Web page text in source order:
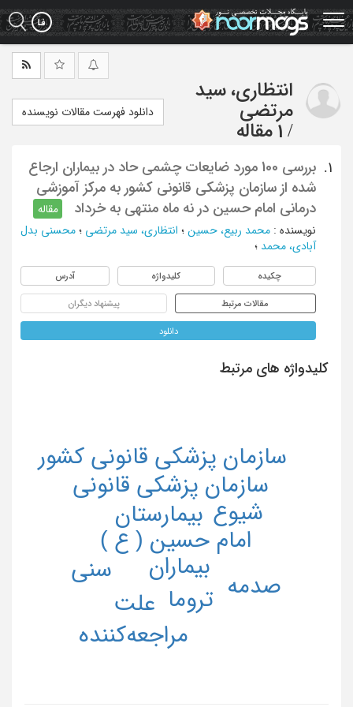
Skip
to
main
انتظاری، سید
مرتضی
/ 1 مقاله
دانلود فهرست مقالات نویسنده
1.
بررسی 100 مورد ضایعات چشمی حاد در بیماران ارجاع
شده از سازمان پزشکی قانونی کشور به مرکز آموزشی
درمانی امام حسین در نه ماه منتهی به خرداد
مقاله
نویسنده : محمد ربیع، حسین ؛ انتظاری، سید مرتضی ؛ محسنی بدل
آبادی، محمد ؛
چکیده کلیدواژه آدرس
مقالات مرتبط پیشنهاد دیگران
دانلود
کلیدواژه های مرتبط
امام حسین ( ع )
بیماران
بیمارستان
تروما
سازمان پزشکی قانونی
سازمان پزشکی قانونی کشور
سنی
شیوع
صدمه
علت
مراجعه‌کننده